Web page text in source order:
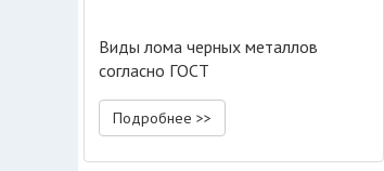
Виды лома черных металлов
согласно ГОСТ
Подробнее >>